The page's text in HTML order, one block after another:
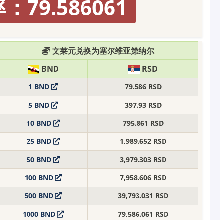
：79.586061
文莱元兑换为塞尔维亚第纳尔
BND
RSD
1 BND
79.586 RSD
5 BND
397.93 RSD
10 BND
795.861 RSD
25 BND
1,989.652 RSD
50 BND
3,979.303 RSD
100 BND
7,958.606 RSD
500 BND
39,793.031 RSD
1000 BND
79,586.061 RSD